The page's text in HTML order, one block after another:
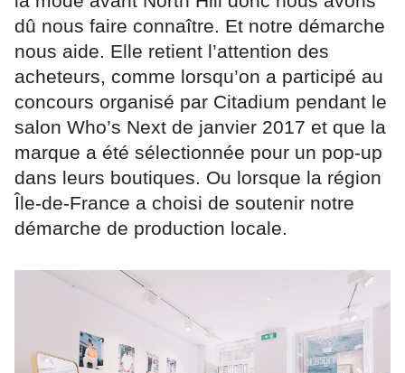
dû nous faire connaître. Et notre démarche
nous aide. Elle retient l’attention des
acheteurs, comme lorsqu’on a participé au
concours organisé par Citadium pendant le
salon Who’s Next de janvier 2017 et que la
marque a été sélectionnée pour un pop-up
dans leurs boutiques. Ou lorsque la région
Île-de-France a choisi de soutenir notre
démarche de production locale.